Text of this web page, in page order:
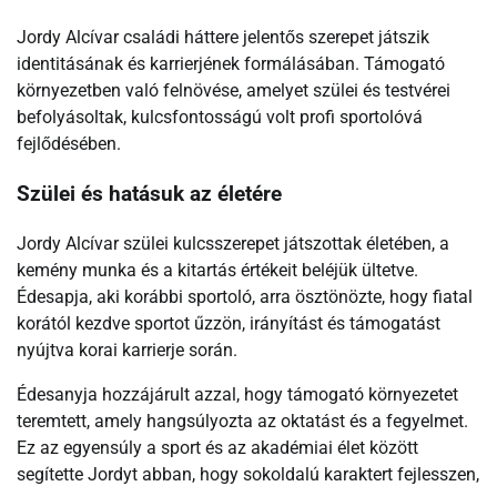
Jordy Alcívar családi háttere jelentős szerepet játszik
identitásának és karrierjének formálásában. Támogató
környezetben való felnövése, amelyet szülei és testvérei
befolyásoltak, kulcsfontosságú volt profi sportolóvá
fejlődésében.
Szülei és hatásuk az életére
Jordy Alcívar szülei kulcsszerepet játszottak életében, a
kemény munka és a kitartás értékeit beléjük ültetve.
Édesapja, aki korábbi sportoló, arra ösztönözte, hogy fiatal
korától kezdve sportot űzzön, irányítást és támogatást
nyújtva korai karrierje során.
Édesanyja hozzájárult azzal, hogy támogató környezetet
teremtett, amely hangsúlyozta az oktatást és a fegyelmet.
Ez az egyensúly a sport és az akadémiai élet között
segítette Jordyt abban, hogy sokoldalú karaktert fejlesszen,